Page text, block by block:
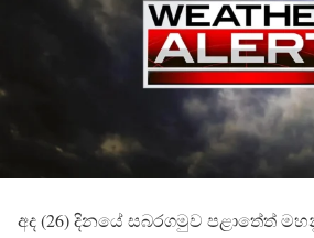
අද (26) දිනයේ සබරගමුව පළාතේත්